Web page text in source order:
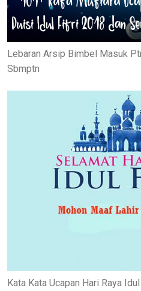
Lebaran Arsip Bimbel Masuk
Sbmptn
Kata Kata Ucapan Hari Raya